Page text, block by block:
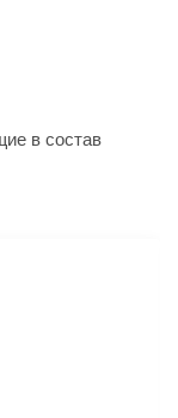
в состав